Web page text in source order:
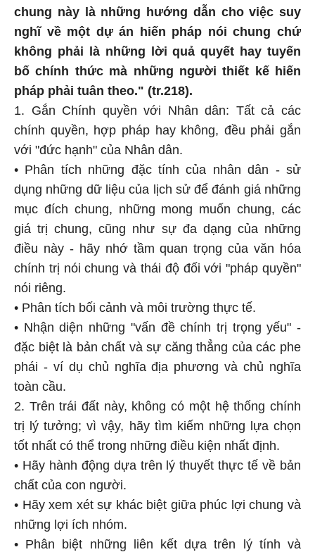
chung này là những hướng dẫn cho việc suy
nghĩ về một dự án hiến pháp nói chung chứ
không phải là những lời quả quyết hay tuyến
bố chính thức mà những người thiết kế hiến
pháp phải tuân theo." (tr.218).
1. Gắn Chính quyền với Nhân dân: Tất cả các
chính quyền, hợp pháp hay không, đều phải gắn
với "đức hạnh" của Nhân dân.
• Phân tích những đặc tính của nhân dân - sử
dụng những dữ liệu của lịch sử để đánh giá những
mục đích chung, những mong muốn chung, các
giá trị chung, cũng như sự đa dạng của những
điều này - hãy nhớ tầm quan trọng của văn hóa
chính trị nói chung và thái độ đối với "pháp quyền"
nói riêng.
• Phân tích bối cảnh và môi trường thực tế.
• Nhận diện những "vấn đề chính trị trọng yếu" -
đặc biệt là bản chất và sự căng thẳng của các phe
phái - ví dụ chủ nghĩa địa phương và chủ nghĩa
toàn cầu.
2. Trên trái đất này, không có một hệ thống chính
trị lý tưởng; vì vậy, hãy tìm kiếm những lựa chọn
tốt nhất có thể trong những điều kiện nhất định.
• Hãy hành động dựa trên lý thuyết thực tế về bản
chất của con người.
• Hãy xem xét sự khác biệt giữa phúc lợi chung và
những lợi ích nhóm.
• Phân biệt những liên kết dựa trên lý tính và